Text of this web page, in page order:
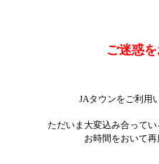
ご迷惑
JAタウンをご利用
ただいま大変込み合って
お時間をおいて